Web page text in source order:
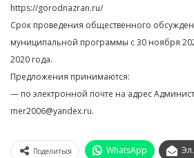
https://gorodnazran.ru/
Срок проведения общественного
муниципальной программы с 30 ноября
2020 года.
Предложения принимаются:
— по электронной почте на адрес
mer2006@yandex.ru.
Поделиться WhatsApp